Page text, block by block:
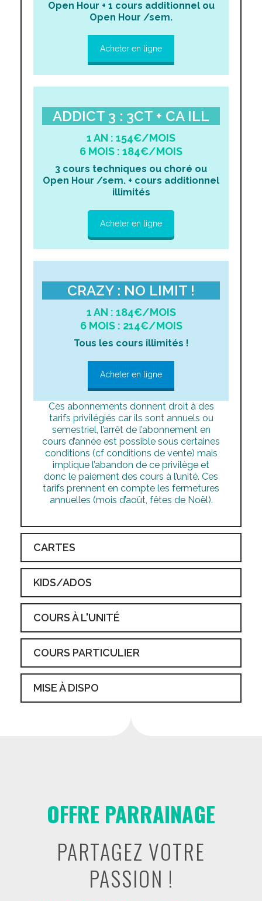
Open Hour + 1 cours additionnel ou
Open Hour /sem.
Acheter en ligne
ADDICT 3 : 3CT + CA ILL
1 AN : 154€/MOIS
6 MOIS : 184€/MOIS
3 cours techniques ou choré ou
Open Hour /sem. + cours additionnel
illimités
Acheter en ligne
CRAZY : NO LIMIT !
1 AN : 184€/MOIS
6 MOIS : 214€/MOIS
Tous les cours illimités !
Acheter en ligne
Ces abonnements donnent droit à des
tarifs privilégiés car ils sont annuels ou
semestriel, l’arrêt de l’abonnement en
cours d’année est possible sous certaines
conditions (cf conditions de vente) mais
implique l’abandon de ce privilège et
donc le paiement des cours à l’unité. Ces
tarifs prennent en compte les fermetures
annuelles (mois d’août, fêtes de Noël).
CARTES
KIDS/ADOS
COURS À L'UNITÉ
COURS PARTICULIER
MISE À DISPO
OFFRE PARRAINAGE
PARTAGEZ VOTRE
PASSION !